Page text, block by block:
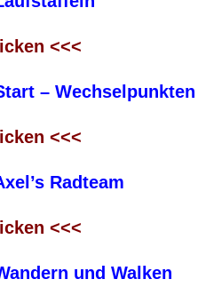
<<<
–
<<<
Radteam
<<<
und Walken